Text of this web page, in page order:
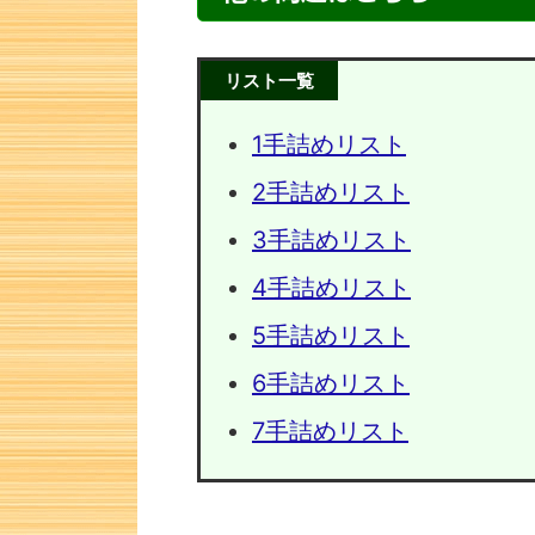
リスト一覧
1手詰めリスト
2手詰めリスト
3手詰めリスト
4手詰めリスト
5手詰めリスト
6手詰めリスト
7手詰めリスト
次の一手問題・22